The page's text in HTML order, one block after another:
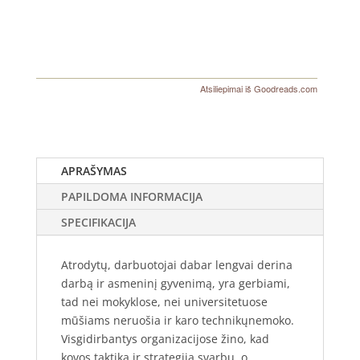
Atsiliepimai iš Goodreads.com
APRAŠYMAS
PAPILDOMA INFORMACIJA
SPECIFIKACIJA
Atrodytų, darbuotojai dabar lengvai derina
darbą ir asmeninį gyvenimą, yra gerbiami,
tad nei mokyklose, nei universitetuose
mūšiams neruošia ir karo technikųnemoko.
Visgidirbantys organizacijose žino, kad